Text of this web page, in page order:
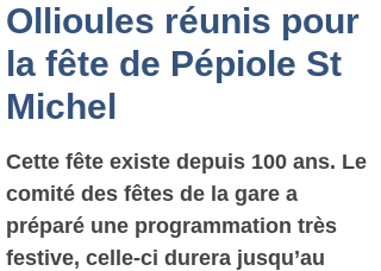
Ollioules réunis pour
la fête de Pépiole St
Michel
Cette fête existe depuis 100 ans. Le
comité des fêtes de la gare a
préparé une programmation très
festive, celle-ci durera jusqu’au